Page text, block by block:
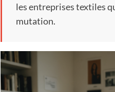
les entreprises textiles
mutation.